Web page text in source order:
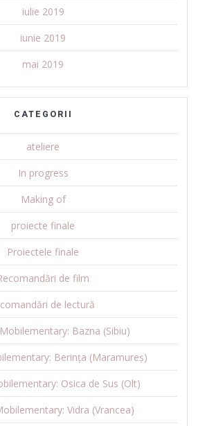
iulie 2019
iunie 2019
mai 2019
CATEGORII
ateliere
In progress
Making of
proiecte finale
Proiectele finale
de film
de lectură
Bazna (Sibiu)
Berința (Maramureș)
Osica de Sus (Olt)
Vidra (Vrancea)